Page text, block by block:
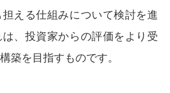
える仕組みについて検討を進
、投資家からの評価をより受
築を目指すものです。